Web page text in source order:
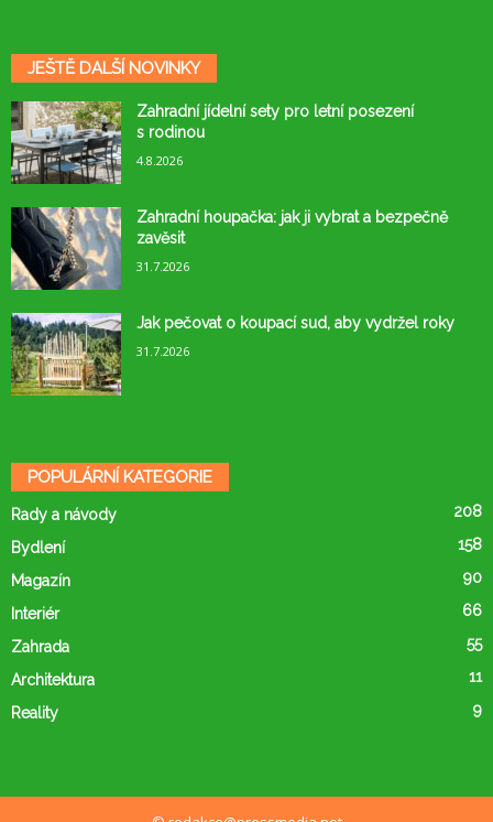
JEŠTĚ DALŠÍ NOVINKY
Zahradní jídelní sety pro letní posezení
s rodinou
4.8.2026
Zahradní houpačka: jak ji vybrat a bezpečně
zavěsit
31.7.2026
Jak pečovat o koupací sud, aby vydržel roky
31.7.2026
POPULÁRNÍ KATEGORIE
Rady a návody 208
Bydlení 158
Magazín 90
Interiér 66
Zahrada 55
Architektura 11
Reality 9